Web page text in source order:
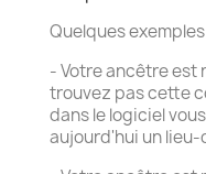
Quelques exemples
- Votre ancêtre est
trouvez pas cette
dans le logiciel
aujourd'hui un lieu-